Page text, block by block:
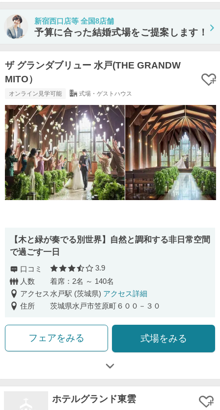
新宿西口店等 全国8店舗
予算に合った結婚式場をご提案します！
ザ グランダブリュー 水戸(THE GRANDW
MITO）
オンライン見学可能 式場・ゲストハウス
【木と緑が奏でる別世界】自然と調和する非日常空間
で過ごす一日
口コミ 口コミ評価
3.9
人数
着席：2名 ～ 140名
アクセス 水戸駅 (茨城県) アクセス詳細
住所
茨城県水戸市笠原町６００－３０
フェアをみる 式場をみる
ホテルグランド東雲